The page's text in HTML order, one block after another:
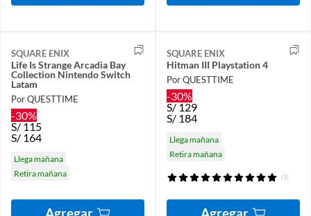
SQUARE ENIX
Life Is Strange Arcadia Bay
Collection Nintendo Switch
Latam
Por QUESTTIME
-30%
S/ 115
S/ 164
Llega mañana
Retira mañana
SQUARE ENIX
Hitman III Playstation 4
Por QUESTTIME
-30%
S/ 129
S/ 184
Llega mañana
Retira mañana
(1)